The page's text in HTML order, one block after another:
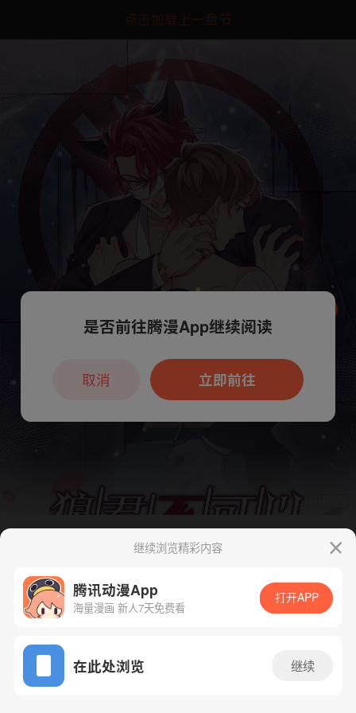
点击加载上一章节
App免费看
腾漫App免费看
继续浏览精彩内容
腾讯动漫App
海量漫画 新人7天免费看
打开APP
在此处浏览 继续
本章节仅支持App阅读，可打开App新用
户7天免费看
是否前往腾漫App继续阅读
立即前往
取消